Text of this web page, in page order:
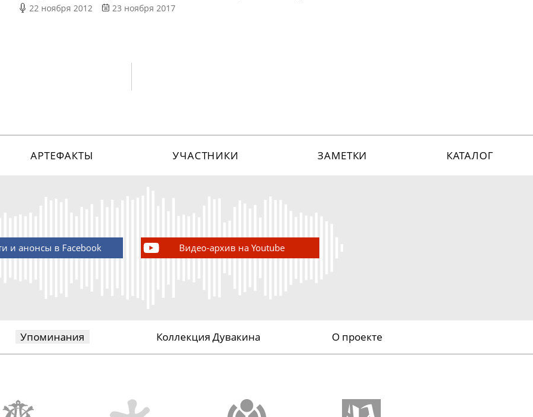
22 ноября 2012 23 ноября 2017
АРТЕФАКТЫ УЧАСТНИКИ ЗАМЕТКИ КАТАЛОГ
и анонсы в Facebook Видео-архив на Youtube
Упоминания Коллекция Дувакина О проекте